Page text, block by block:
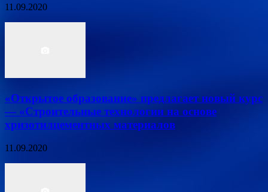
11.09.2020
«Открытое образование» предлагает новый курс
— «Строительные технологии на основе
хризотилцементных материалов
11.09.2020